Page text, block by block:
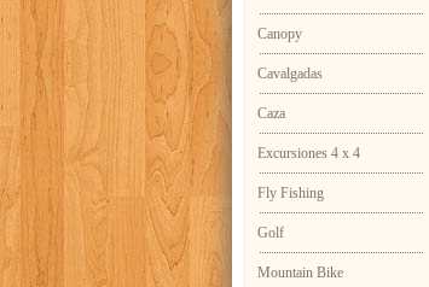
Canopy
Cavalgadas
Caza
Excursiones 4 x 4
Fly Fishing
Golf
Mountain Bike